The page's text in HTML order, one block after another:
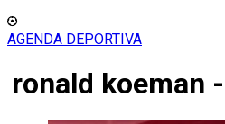
AGENDA DEPORTIVA
ronald koeman